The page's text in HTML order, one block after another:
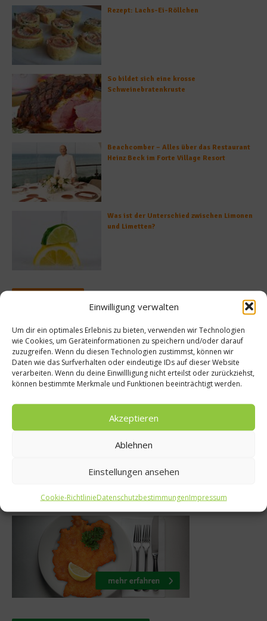
Einwilligung verwalten
Um dir ein optimales Erlebnis zu bieten, verwenden wir Technologien
wie Cookies, um Geräteinformationen zu speichern und/oder darauf
zuzugreifen. Wenn du diesen Technologien zustimmst, können wir
Daten wie das Surfverhalten oder eindeutige IDs auf dieser Website
verarbeiten. Wenn du deine Einwillligung nicht erteilst oder zurückziehst,
können bestimmte Merkmale und Funktionen beeinträchtigt werden.
Akzeptieren
Ablehnen
Einstellungen ansehen
Cookie-RichtlinieDatenschutzbestimmungenImpressum
Rezept: Lachs-Ei-Röllchen
So bildet sich eine krosse
Schweinebratenkruste
Beachcomber – Alles über das Restaurant
Heinz Beck im Forte Village Resort
Was ist der Unterschied zwischen Limonen
und Limetten?
gesünder
Gewürze & Kräuter
Kräuter-Kunde: